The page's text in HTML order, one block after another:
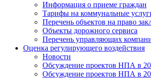
Информация о приеме граждан
Тарифы на коммунальные
Перечень объектов на право
Объекты дорожного сервиса
Перечень управляющих
Оценка регулирующего воздействия
Новости
Обсуждение проектов НПА в
Обсуждение проектов НПА в